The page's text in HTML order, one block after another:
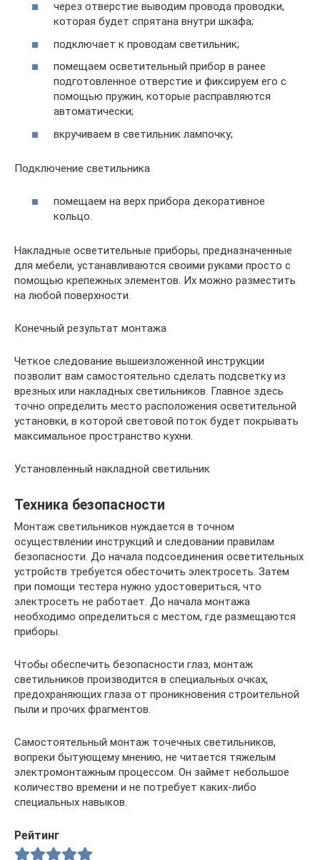
через отверстие выводим провода проводки,
которая будет спрятана внутри шкафа;
подключает к проводам светильник;
помещаем осветительный прибор в ранее
подготовленное отверстие и фиксируем его с
помощью пружин, которые расправляются
автоматически;
вкручиваем в светильник лампочку;
Подключение светильника
помещаем на верх прибора декоративное
кольцо.
Накладные осветительные приборы, предназначенные
для мебели, устанавливаются своими руками просто с
помощью крепежных элементов. Их можно разместить
на любой поверхности.
Конечный результат монтажа
Четкое следование вышеизложенной инструкции
позволит вам самостоятельно сделать подсветку из
врезных или накладных светильников. Главное здесь
точно определить место расположения осветительной
установки, в которой световой поток будет покрывать
максимальное пространство кухни.
Установленный накладной светильник
Техника безопасности
Монтаж светильников нуждается в точном
осуществлении инструкций и следовании правилам
безопасности. До начала подсоединения осветительных
устройств требуется обесточить электросеть. Затем
при помощи тестера нужно удостовериться, что
электросеть не работает. До начала монтажа
необходимо определиться с местом, где размещаются
приборы.
Чтобы обеспечить безопасности глаз, монтаж
светильников производится в специальных очках,
предохраняющих глаза от проникновения строительной
пыли и прочих фрагментов.
Самостоятельный монтаж точечных светильников,
вопреки бытующему мнению, не читается тяжелым
электромонтажным процессом. Он займет небольшое
количество времени и не потребует каких-либо
специальных навыков.
Рейтинг